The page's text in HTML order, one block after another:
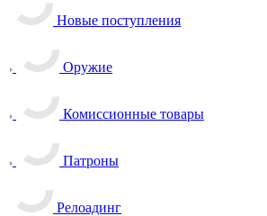
Новые поступления
Оружие
Комиссионные товары
Патроны
Релоадинг